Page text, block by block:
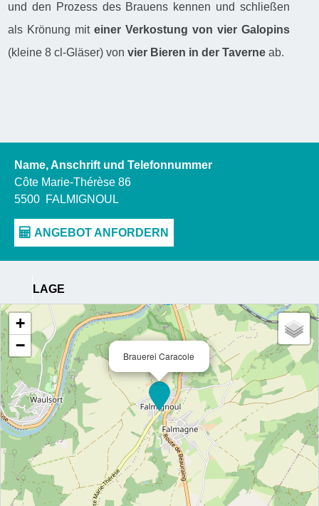
und den Prozess des Brauens kennen und schließen
als Krönung miteiner Verkostung von vier Galopins
(kleine 8 cl-Gläser) vonvier Bieren in der Taverneab.
Name, Anschrift und Telefonnummer
Côte Marie-Thérèse 86
5500 FALMIGNOUL
LAGE
Brauerei Caracole
+
−